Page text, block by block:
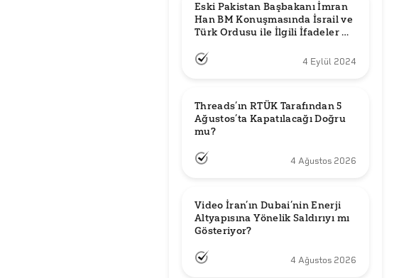
Eski Pakistan Başbakanı İmran
Han BM Konuşmasında İsrail ve
Türk Ordusu ile İlgili İfadeler mi
4 Eylül 2024
Threads’ın RTÜK Tarafından 5
Ağustos’ta Kapatılacağı Doğru
mu?
4 Ağustos 2026
Video İran’ın Dubai’nin Enerji
Altyapısına Yönelik Saldırıyı mı
Gösteriyor?
4 Ağustos 2026